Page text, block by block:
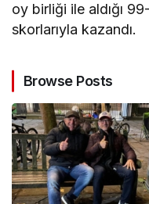
oy birliği ile aldığı
skorlarıyla kazandı.
Browse Posts